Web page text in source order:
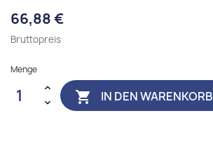
66,88 €
Bruttopreis
Menge
 IN DEN WARENKORB